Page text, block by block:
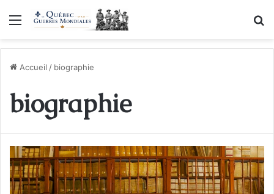
Menu
Accueil / biographie
biographie